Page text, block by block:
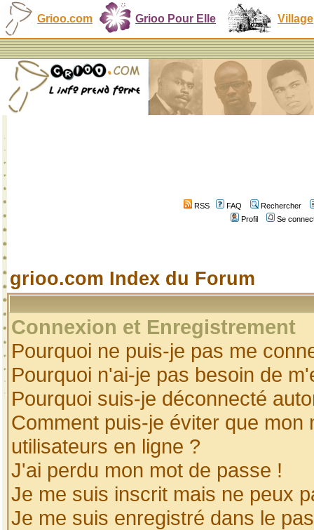
Grioo.com Grioo Pour Elle Village
RSS FAQ
Rechercher
Profil
Se
grioo.com Index du Forum
Connexion et Enregistrement
Pourquoi ne puis-je pas me
Pourquoi n'ai-je pas besoin de
Pourquoi suis-je déconnecté
Comment puis-je éviter que
utilisateurs en ligne ?
J'ai perdu mon mot de passe !
Je me suis inscrit mais ne peux
Je me suis enregistré dans le